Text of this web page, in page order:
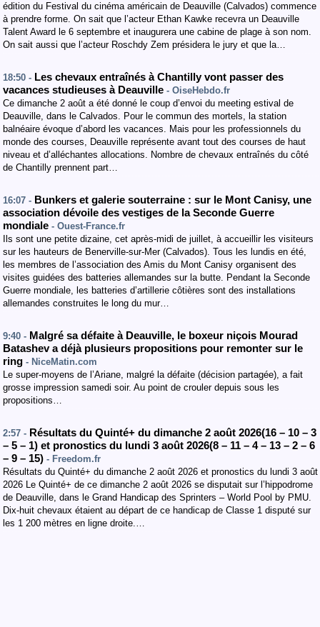
édition du Festival du cinéma américain de Deauville (Calvados) commence
à prendre forme. On sait que l’acteur Ethan Kawke recevra un Deauville
Talent Award le 6 septembre et inaugurera une cabine de plage à son nom.
On sait aussi que l’acteur Roschdy Zem présidera le jury et que la…
18:50 - Les chevaux entraînés à Chantilly vont passer des
vacances studieuses à Deauville - OiseHebdo.fr
Ce dimanche 2 août a été donné le coup d’envoi du meeting estival de
Deauville, dans le Calvados. Pour le commun des mortels, la station
balnéaire évoque d’abord les vacances. Mais pour les professionnels du
monde des courses, Deauville représente avant tout des courses de haut
niveau et d’alléchantes allocations. Nombre de chevaux entraînés du côté
de Chantilly prennent part…
16:07 - Bunkers et galerie souterraine : sur le Mont Canisy, une
association dévoile des vestiges de la Seconde Guerre
mondiale - Ouest-France.fr
Ils sont une petite dizaine, cet après-midi de juillet, à accueillir les visiteurs
sur les hauteurs de Benerville-sur-Mer (Calvados). Tous les lundis en été,
les membres de l’association des Amis du Mont Canisy organisent des
visites guidées des batteries allemandes sur la butte. Pendant la Seconde
Guerre mondiale, les batteries d’artillerie côtières sont des installations
allemandes construites le long du mur…
9:40 - Malgré sa défaite à Deauville, le boxeur niçois Mourad
Batashev a déjà plusieurs propositions pour remonter sur le
ring - NiceMatin.com
Le super-moyens de l’Ariane, malgré la défaite (décision partagée), a fait
grosse impression samedi soir. Au point de crouler depuis sous les
propositions…
2:57 - Résultats du Quinté+ du dimanche 2 août 2026(16 – 10 – 3
– 5 – 1) et pronostics du lundi 3 août 2026(8 – 11 – 4 – 13 – 2 – 6
– 9 – 15) - Freedom.fr
Résultats du Quinté+ du dimanche 2 août 2026 et pronostics du lundi 3 août
2026 Le Quinté+ de ce dimanche 2 août 2026 se disputait sur l’hippodrome
de Deauville, dans le Grand Handicap des Sprinters – World Pool by PMU.
Dix-huit chevaux étaient au départ de ce handicap de Classe 1 disputé sur
les 1 200 mètres en ligne droite.…